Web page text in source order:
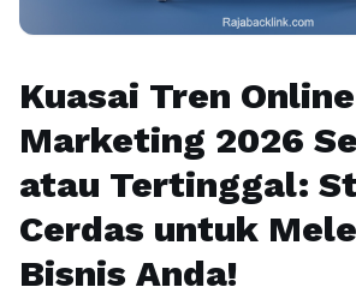
Kuasai Tren Online
Marketing 2026
atau Tertinggal:
Cerdas untuk
Bisnis Anda!